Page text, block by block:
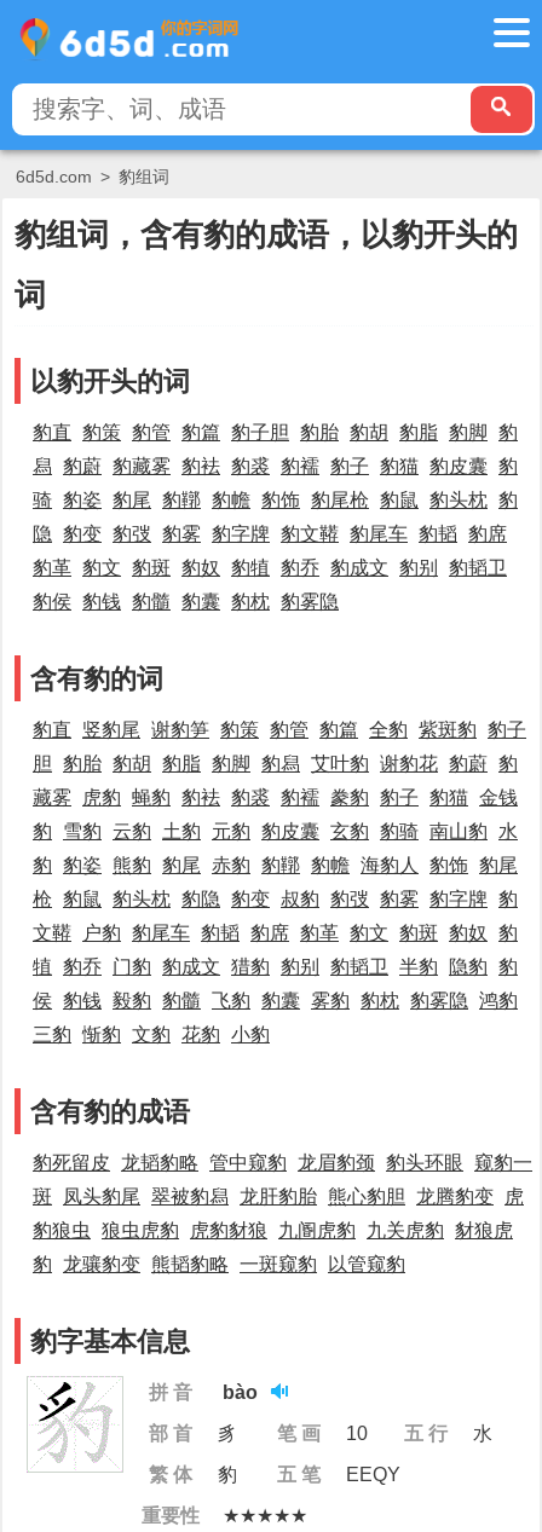
6d5d.com > 豹组词
豹组词，含有豹的成语，以豹开头的
词
以豹开头的词
豹直 豹策 豹管 豹篇 豹子胆 豹胎 豹胡 豹脂 豹脚 豹
舄 豹蔚 豹藏雾 豹袪 豹裘 豹襦 豹子 豹猫 豹皮囊 豹
骑 豹姿 豹尾 豹鞹 豹幨 豹饰 豹尾枪 豹鼠 豹头枕 豹
隐 豹变 豹弢 豹雾 豹字牌 豹文鞯 豹尾车 豹韬 豹席
豹革 豹文 豹斑 豹奴 豹犆 豹乔 豹成文 豹别
豹韬卫
豹侯 豹钱 豹髓 豹囊 豹枕 豹雾隐
含有豹的词
豹直 竖豹尾 谢豹笋 豹策 豹管 豹篇 全豹 紫斑豹 豹子
胆 豹胎 豹胡 豹脂 豹脚 豹舄 艾叶豹 谢豹花 豹蔚 豹
藏雾
虎豹 蝇豹 豹袪 豹裘 豹襦 豢豹 豹子 豹猫 金钱
豹
雪豹 云豹 土豹 元豹 豹皮囊 玄豹 豹骑 南山豹
水
豹 豹姿 熊豹 豹尾 赤豹 豹鞹 豹幨 海豹人 豹饰 豹尾
枪 豹鼠 豹头枕 豹隐 豹变 叔豹 豹弢 豹雾 豹字牌 豹
文鞯
户豹 豹尾车 豹韬 豹席 豹革 豹文 豹斑 豹奴
豹
犆 豹乔 门豹 豹成文 猎豹 豹别 豹韬卫 半豹 隐豹 豹
侯 豹钱 毅豹 豹髓 飞豹 豹囊 雾豹 豹枕 豹雾隐 鸿豹
三豹 惭豹 文豹 花豹 小豹
含有豹的成语
豹死留皮 龙韬豹略 管中窥豹 龙眉豹颈 豹头环眼 窥豹一
斑
凤头豹尾 翠被豹舄 龙肝豹胎 熊心豹胆 龙腾豹变
虎
豹狼虫
狼虫虎豹 虎豹豺狼 九阍虎豹 九关虎豹 豺狼虎
豹 龙骧豹变 熊韬豹略 一斑窥豹 以管窥豹
豹字基本信息
拼 音
bào
部 首
豸 笔 画 10 五 行
水
繁 体
豹 五 笔
EEQY
重要性
★★★★★